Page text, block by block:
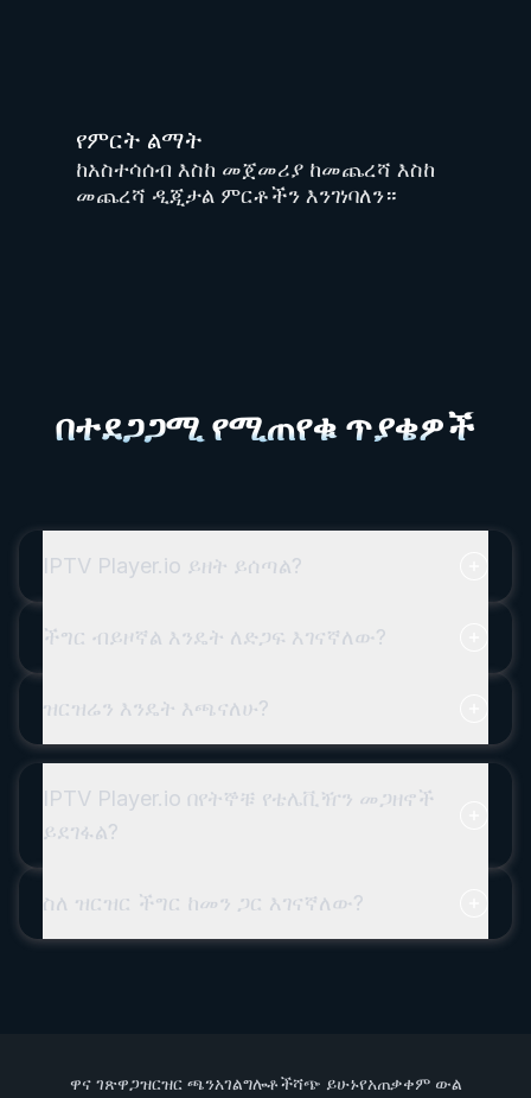
የምርት ልማት
ከአስተሳሰብ እስከ መጀመሪያ ከመጨረሻ እስከ
መጨረሻ ዲጂታል ምርቶችን እንገነባለን።
በተደጋጋሚ የሚጠየቁ ጥያቄዎች
IPTV Player.io ይዘት ይሰጣል?
ችግር ብይዞኛል እንዴት ለድጋፍ እገናኛለው?
ዝርዝሬን እንዴት እጫናለሁ?
IPTV Player.io በየትኞቹ የቴሌቪዥን መጋዘኖች
ይደገፋል?
ስለ ዝርዝር ችግር ከመን ጋር እገናኛለው?
ዋና ገጽዋጋዝርዝር ጫንአገልግሎቶችሻጭ ይሁኑየአጠቃቀም ውል